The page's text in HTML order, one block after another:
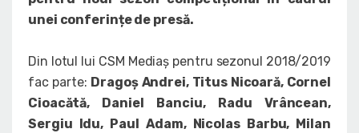
unei conferințe de presă.
Din lotul lui CSM Mediaș pentru sezonul 2018/2019
fac parte: Dragoș Andrei, Titus Nicoară, Cornel
Cioacătă, Daniel Banciu, Radu Vrâncean,
Sergiu Idu, Paul Adam, Nicolas Barbu, Milan